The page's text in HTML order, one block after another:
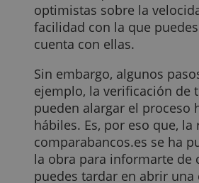
Abrir una cuenta en
posible?
Si visitas las páginas
diferentes entidades
cuenta de que casi
optimistas sobre la
facilidad con la que
cuenta con ellas.